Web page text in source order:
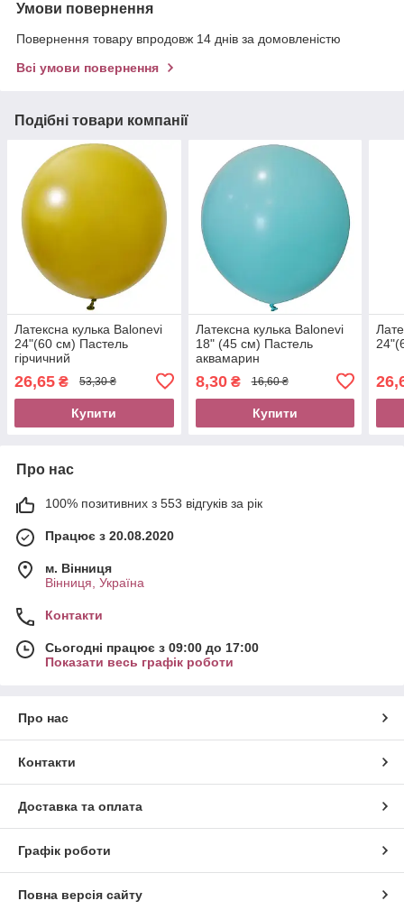
Умови повернення
Повернення товару впродовж 14 днів за домовленістю
Всі умови повернення
Подібні товари компанії
Латексна кулька Balonevi
24"(60 см) Пастель
гірчичний
26,65 ₴ 53,30 ₴
Купити
Латексна кулька Balonevi
18" (45 см) Пастель
аквамарин
8,30₴ 16,60 ₴
Купити
Про нас
100% позитивних з 553 відгуків за рік
Працює з 20.08.2020
м. Вінниця
Вінниця, Україна
Контакти
Сьогодні працює з 09:00 до 17:00
Показати весь графік роботи
Про нас
Контакти
Доставка та оплата
Графік роботи
Повна версія сайту